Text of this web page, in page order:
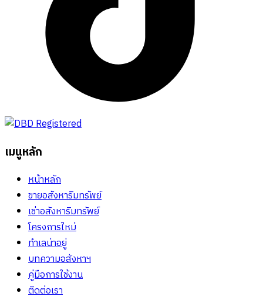
เมนูหลัก
หน้าหลัก
ขายอสังหาริมทรัพย์
เช่าอสังหาริมทรัพย์
โครงการใหม่
ทำเลน่าอยู่
บทความอสังหาฯ
คู่มือการใช้งาน
ติดต่อเรา